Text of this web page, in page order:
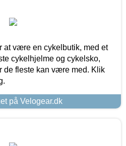
at være en cykelbutik, med et
cykelhjelme og cykelsko,
de fleste kan være med. Klik
på Velogear.dk